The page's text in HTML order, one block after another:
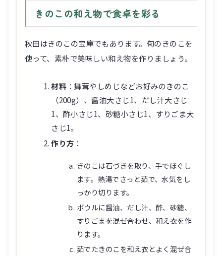
きのこの和え物で食卓を彩る
秋田はきのこの宝庫でもあります。旬のきのこを
使って、素朴で美味しい和え物を作りましょう。
材料 ：舞茸やしめじなどお好みのきのこ
（200g）、醤油大さじ1、だし汁大さじ
1、酢小さじ1、砂糖小さじ1、すりごま大
さじ1。
作り方 ：
きのこは石づきを取り、手でほぐし
ます。熱湯でさっと茹で、水気をし
っかり切ります。
ボウルに醤油、だし汁、酢、砂糖、
すりごまを混ぜ合わせ、和え衣を作
ります。
茹でたきのこを和え衣とよく混ぜ合